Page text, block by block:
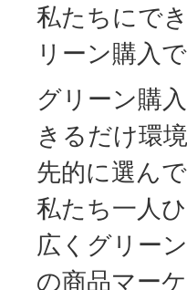
私たちにで
リーン購入で
グリーン購
きるだけ環
先的に選ん
私たち一人
広くグリー
の商品マー